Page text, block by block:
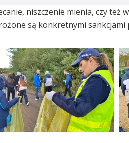
niszczenie mienia, czy
są konkretnymi sankcjami